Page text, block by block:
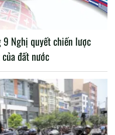
Nghị quyết chiến lược
đất nước